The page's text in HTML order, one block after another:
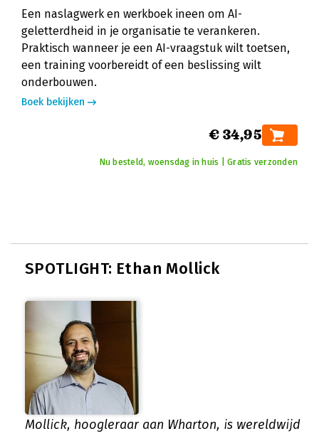
Een naslagwerk en werkboek ineen om AI-
geletterdheid in je organisatie te verankeren.
Praktisch wanneer je een AI-vraagstuk wilt toetsen,
een training voorbereidt of een beslissing wilt
onderbouwen.
Boek bekijken
€ 34,95
Nu besteld, woensdag in huis | Gratis verzonden
SPOTLIGHT: Ethan Mollick
Mollick, hoogleraar aan Wharton, is wereldwijd